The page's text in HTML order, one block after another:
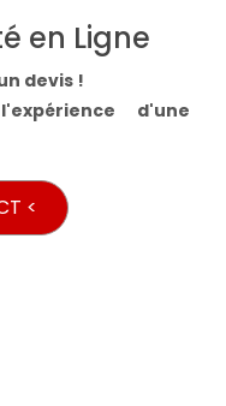
en Ligne
devis !
d'une
<